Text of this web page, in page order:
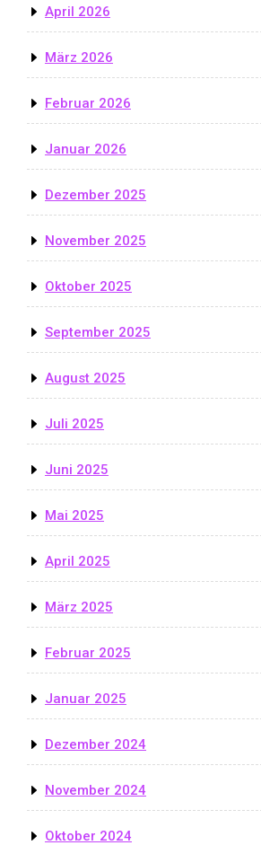
April 2026
März 2026
Februar 2026
Januar 2026
Dezember 2025
November 2025
Oktober 2025
September 2025
August 2025
Juli 2025
Juni 2025
Mai 2025
April 2025
März 2025
Februar 2025
Januar 2025
Dezember 2024
November 2024
Oktober 2024